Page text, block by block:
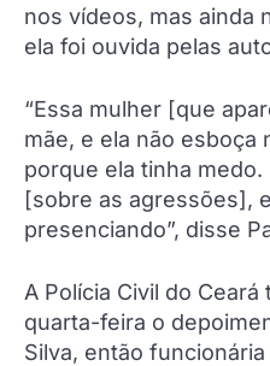
nos vídeos, mas ainda
ela foi ouvida pelas
“Essa mulher [que
mãe, e ela não esboça
porque ela tinha
[sobre as agressões],
presenciando”, disse
A Polícia Civil do
quarta-feira o
Silva, então